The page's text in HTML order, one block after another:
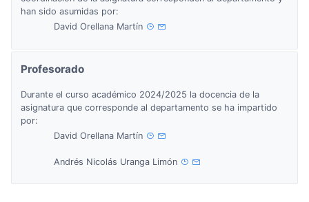
han sido asumidas por:
David Orellana Martín
Profesorado
Durante el curso académico 2024/2025 la docencia de la
asignatura que corresponde al departamento se ha impartido
por:
David Orellana Martín
Andrés Nicolás Uranga Limón